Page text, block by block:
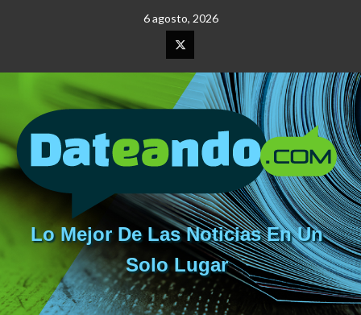
6 agosto, 2026
Elemento
del
menú
Lo Mejor De Las Noticias En Un
Solo Lugar